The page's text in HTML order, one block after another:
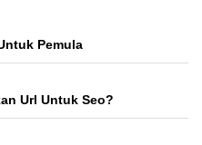
Pemula
Url Untuk Seo?